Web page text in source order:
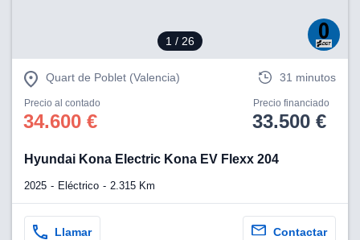
1 / 26
Quart de Poblet (Valencia) 31 minutos
Precio al contado
34.600 €
Precio financiado
33.500 €
Hyundai Kona Electric Kona EV Flexx 204
2025 Eléctrico 2.315 Km
Llamar Contactar